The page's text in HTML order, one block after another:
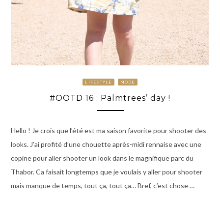
LIFESTYLE MODE
#OOTD 16 : Palmtrees’ day !
Hello ! Je crois que l’été est ma saison favorite pour shooter des
looks. J’ai profité d’une chouette après-midi rennaise avec une
copine pour aller shooter un look dans le magnifique parc du
Thabor. Ca faisait longtemps que je voulais y aller pour shooter
mais manque de temps, tout ça, tout ça… Bref, c’est chose …